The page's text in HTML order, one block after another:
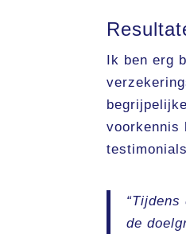
Ik ben erg
voorkennis
de